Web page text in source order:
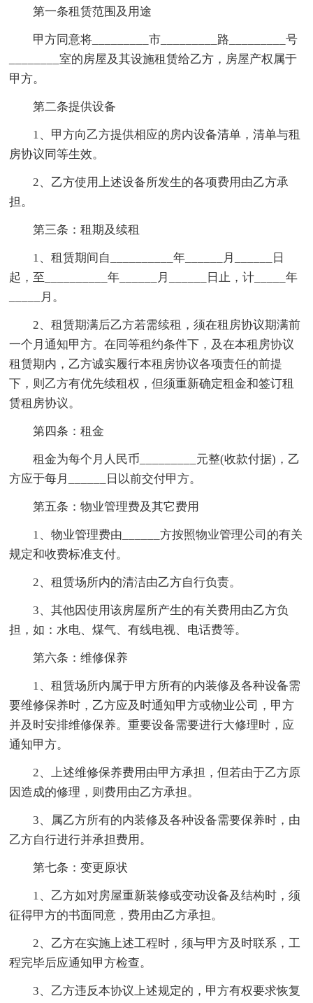
第一条租赁范围及用途
甲方同意将_________市_________路_________号
________室的房屋及其设施租赁给乙方，房屋产权属于
甲方。
第二条提供设备
1、甲方向乙方提供相应的房内设备清单，清单与租
房协议同等生效。
2、乙方使用上述设备所发生的各项费用由乙方承
担。
第三条：租期及续租
1、租赁期间自__________年______月______日
起，至__________年______月______日止，计_____年
_____月。
2、租赁期满后乙方若需续租，须在租房协议期满前
一个月通知甲方。在同等租约条件下，及在本租房协议
租赁期内，乙方诚实履行本租房协议各项责任的前提
下，则乙方有优先续租权，但须重新确定租金和签订租
赁租房协议。
第四条：租金
租金为每个月人民币_________元整(收款付据)，乙
方应于每月______日以前交付甲方。
第五条：物业管理费及其它费用
1、物业管理费由______方按照物业管理公司的有关
规定和收费标准支付。
2、租赁场所内的清洁由乙方自行负责。
3、其他因使用该房屋所产生的有关费用由乙方负
担，如：水电、煤气、有线电视、电话费等。
第六条：维修保养
1、租赁场所内属于甲方所有的内装修及各种设备需
要维修保养时，乙方应及时通知甲方或物业公司，甲方
并及时安排维修保养。重要设备需要进行大修理时，应
通知甲方。
2、上述维修保养费用由甲方承担，但若由于乙方原
因造成的修理，则费用由乙方承担。
3、属乙方所有的内装修及各种设备需要保养时，由
乙方自行进行并承担费用。
第七条：变更原状
1、乙方如对房屋重新装修或变动设备及结构时，须
征得甲方的书面同意，费用由乙方承担。
2、乙方在实施上述工程时，须与甲方及时联系，工
程完毕后应通知甲方检查。
3、乙方违反本协议上述规定的，甲方有权要求恢复